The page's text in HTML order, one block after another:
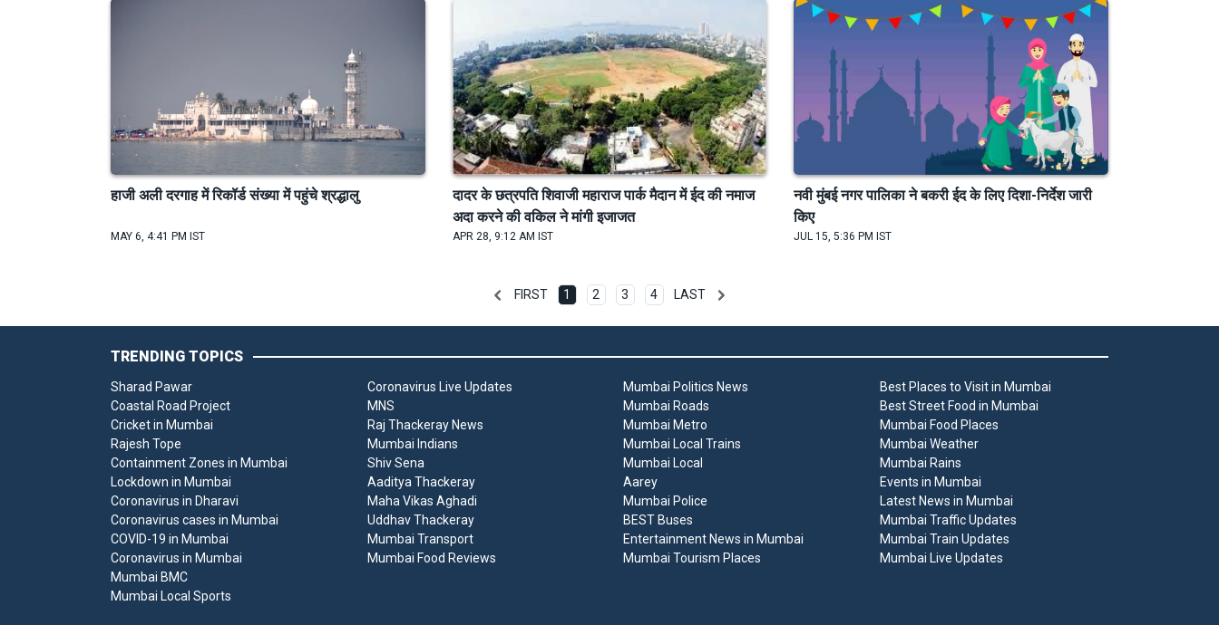
हाजी अली दरगाह में रिकॉर्ड संख्या में पहुंचे श्रद्धालु
MAY 6, 4:41 PM IST
दादर के छत्रपति शिवाजी महाराज पार्क मैदान में ईद की नमाज
अदा करने की वकिल ने मांगी इजाजत
APR 28, 9:12 AM IST
नवी मुंबई नगर पालिका ने बकरी ईद के लिए दिशा-निर्देश जारी
किए
JUL 15, 5:36 PM IST
FIRST 1 2 3 4 LAST
TRENDING TOPICS
Sharad Pawar
Coastal Road Project
Cricket in Mumbai
Rajesh Tope
Containment Zones in Mumbai
Lockdown in Mumbai
Coronavirus in Dharavi
Coronavirus cases in Mumbai
COVID-19 in Mumbai
Coronavirus in Mumbai
Coronavirus Live Updates
MNS
Raj Thackeray News
Mumbai Indians
Shiv Sena
Aaditya Thackeray
Maha Vikas Aghadi
Uddhav Thackeray
Mumbai Transport
Mumbai Food Reviews
Mumbai Politics News
Mumbai Roads
Mumbai Metro
Mumbai Local Trains
Mumbai Local
Aarey
Mumbai Police
BEST Buses
Entertainment News in Mumbai
Mumbai Tourism Places
Best Places to Visit in Mumbai
Best Street Food in Mumbai
Mumbai Food Places
Mumbai Weather
Mumbai Rains
Events in Mumbai
Latest News in Mumbai
Mumbai Traffic Updates
Mumbai Train Updates
Mumbai Live Updates
Mumbai BMC
Mumbai Local Sports